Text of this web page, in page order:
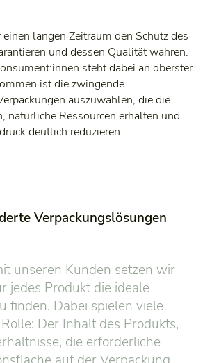
langen Zeitraum den Schutz des
und dessen Qualität wahren.
steht dabei an oberster
ist die zwingende
auszuwählen, die die
natürliche Ressourcen erhalten und
deutlich reduzieren.
Verpackungslösungen
unseren Kunden setzen wir
jedes Produkt die ideale
finden. Dabei spielen viele
Der Inhalt des Produkts,
die erforderliche